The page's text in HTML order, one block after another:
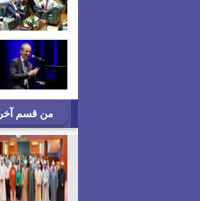
من قسم آخر